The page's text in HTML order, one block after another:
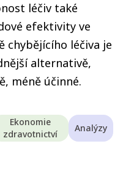
léčiv také
efektivity ve
chybějícího léčiva je
alternativě,
méně účinné.
Ekonomie
zdravotnictví
Analýzy